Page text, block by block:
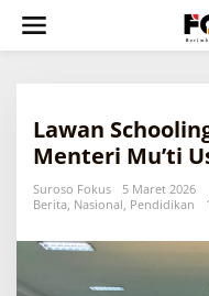
w
Lawan
Menteri Mu’ti
Suroso Fokus
5 Maret 2026
Berita, Nasional, Pendidikan